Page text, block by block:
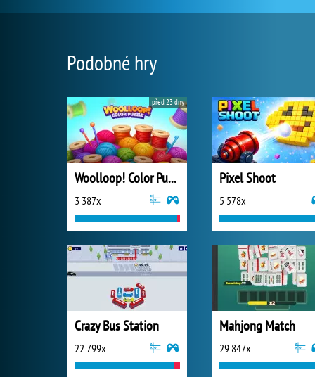
Podobné hry
Woolloop! Color Puzzle
3 387x
před 23 dny
Pixel Shoot
5 578x
Crazy Bus Station
22 799x
Mahjong Match
29 847x